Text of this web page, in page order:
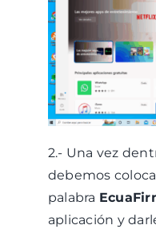
2.- Una vez
debemos
palabra
aplicación y